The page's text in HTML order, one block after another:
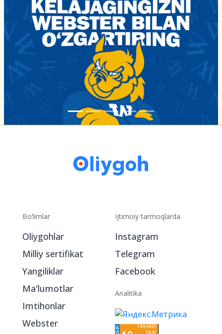
Bo‘limlar
Oliygohlar
Milliy sertifikat
Yangiliklar
Ma'lumotlar
Imtihonlar
Webster
Ijtimoiy tarmoqlarda
Instagram
Telegram
Facebook
Analitika